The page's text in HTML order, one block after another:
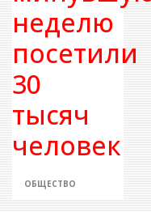
неделю
посетили
30
тысяч
человек
ОБЩЕСТВО